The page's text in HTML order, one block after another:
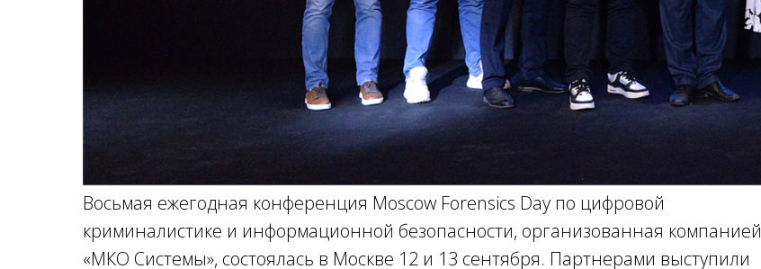
Восьмая ежегодная конференция Moscow Forensics Day по цифровой
криминалистике и информационной безопасности, организованная компанией
«МКО Системы», состоялась в Москве 12 и 13 сентября. Партнерами выступили